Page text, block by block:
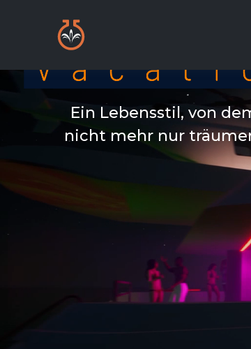
Ein Lebensstil, von
nicht mehr nur